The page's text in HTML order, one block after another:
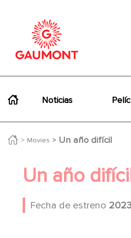
Noticias
Movies Un año difícil
Un año
Fecha de estreno